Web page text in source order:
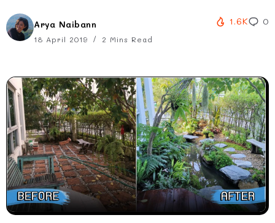
Arya Naibann
18 April 2019 2 Mins Read
1.6K 0